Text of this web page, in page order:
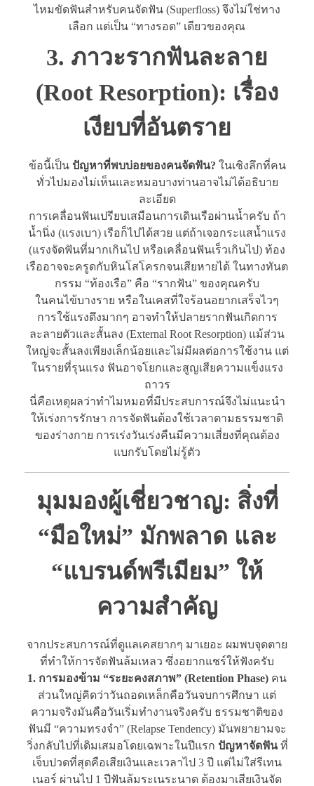
ไหมขัดฟันสำหรับคนจัดฟัน (Superfloss) จึงไม่ใช่ทาง
เลือก แต่เป็น “ทางรอด” เดียวของคุณ
3. ภาวะรากฟันละลาย
(Root Resorption): เรื่อง
เงียบที่อันตราย
ข้อนี้เป็น ปัญหาที่พบบ่อยของคนจัดฟัน? ในเชิงลึกที่คน
ทั่วไปมองไม่เห็นและหมอบางท่านอาจไม่ได้อธิบาย
ละเอียด
การเคลื่อนฟันเปรียบเสมือนการเดินเรือผ่านน้ำครับ ถ้า
น้ำนิ่ง (แรงเบา) เรือก็ไปได้สวย แต่ถ้าเจอกระแสน้ำแรง
(แรงจัดฟันที่มากเกินไป หรือเคลื่อนฟันเร็วเกินไป) ท้อง
เรืออาจจะครูดกับหินโสโครกจนเสียหายได้ ในทางทันต
กรรม “ท้องเรือ” คือ “รากฟัน” ของคุณครับ
ในคนไข้บางราย หรือในเคสที่ใจร้อนอยากเสร็จไวๆ
การใช้แรงดึงมากๆ อาจทำให้ปลายรากฟันเกิดการ
ละลายตัวและสั้นลง (External Root Resorption) แม้ส่วน
ใหญ่จะสั้นลงเพียงเล็กน้อยและไม่มีผลต่อการใช้งาน แต่
ในรายที่รุนแรง ฟันอาจโยกและสูญเสียความแข็งแรง
ถาวร
นี่คือเหตุผลว่าทำไมหมอที่มีประสบการณ์จึงไม่แนะนำ
ให้เร่งการรักษา การจัดฟันต้องใช้เวลาตามธรรมชาติ
ของร่างกาย การเร่งวันเร่งคืนมีความเสี่ยงที่คุณต้อง
แบกรับโดยไม่รู้ตัว
มุมมองผู้เชี่ยวชาญ: สิ่งที่
“มือใหม่” มักพลาด และ
“แบรนด์พรีเมียม” ให้
ความสำคัญ
จากประสบการณ์ที่ดูแลเคสยากๆ มาเยอะ ผมพบจุดตาย
ที่ทำให้การจัดฟันล้มเหลว ซึ่งอยากแชร์ให้ฟังครับ
1. การมองข้าม “ระยะคงสภาพ” (Retention Phase) คน
ส่วนใหญ่คิดว่าวันถอดเหล็กคือวันจบการศึกษา แต่
ความจริงมันคือวันเริ่มทำงานจริงครับ ธรรมชาติของ
ฟันมี “ความทรงจำ” (Relapse Tendency) มันพยายามจะ
วิ่งกลับไปที่เดิมเสมอโดยเฉพาะในปีแรก ปัญหาจัดฟันที่
เจ็บปวดที่สุดคือเสียเงินและเวลาไป 3 ปี แต่ไม่ใส่รีเทน
เนอร์ ผ่านไป 1 ปีฟันล้มระเนระนาด ต้องมาเสียเงินจัด